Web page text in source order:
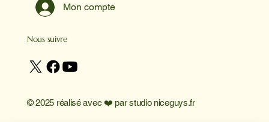
Mon compte
Nous suivre
© 2025 réalisé avec ❤️ parstudio niceguys.fr